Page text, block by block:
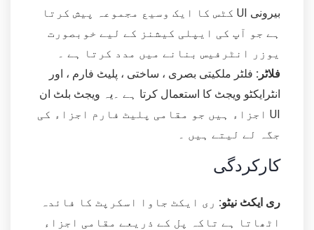
بیرونی UI کٹس کا ایک وسیع مجموعہ پیش کرتا
ہے جو آپ کی ایپلی کیشنز کے لیے خوبصورت
یوزر انٹرفیس بنانے میں مدد کرتا ہے ۔
فلاٹر: فلٹر ملکیتی بصری ، ساختی ، پلیٹ فارم ، اور
انٹرایکٹو ویجٹ کا استعمال کرتا ہے ۔یہ ویجٹ بلٹ ان
UI اجزاء ہیں جو مقامی پلیٹ فارم اجزاء کی
جگہ لے لیتے ہیں ۔
کارکردگی
ری ایکٹ نیٹو: ری ایکٹ جاوا اسکرپٹ کا فائدہ
اٹھاتا ہے تاکہ پل کے ذریعے مقامی اجزاء